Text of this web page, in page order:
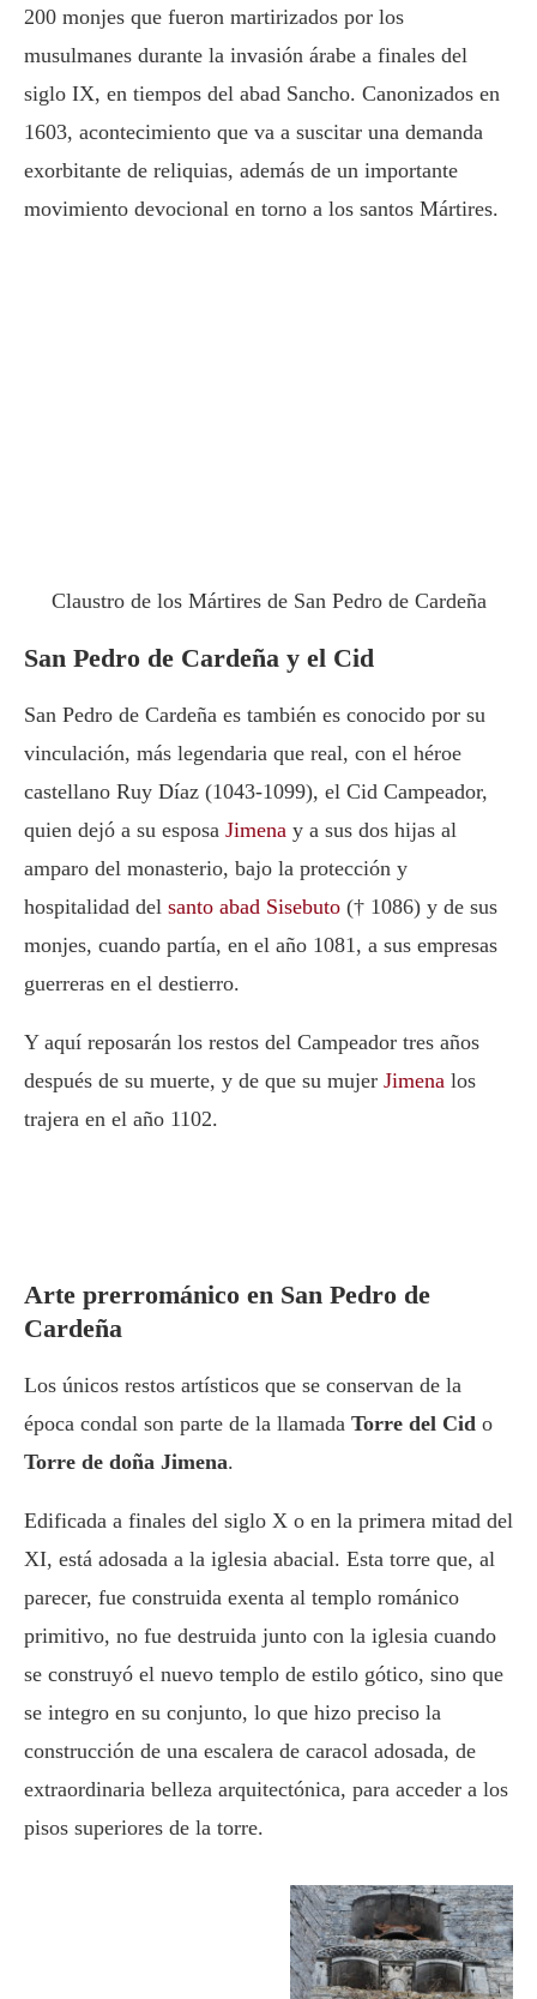
200 monjes que fueron martirizados por los
musulmanes durante la invasión árabe a finales del
siglo IX, en tiempos del abad Sancho. Canonizados en
1603, acontecimiento que va a suscitar una demanda
exorbitante de reliquias, además de un importante
movimiento devocional en torno a los santos Mártires.
Claustro de los Mártires de San Pedro de Cardeña
San Pedro de Cardeña y el Cid
San Pedro de Cardeña es también es conocido por su
vinculación, más legendaria que real, con el héroe
castellano Ruy Díaz (1043-1099), el Cid Campeador,
quien dejó a su esposa Jimena y a sus dos hijas al
amparo del monasterio, bajo la protección y
hospitalidad del santo abad Sisebuto († 1086) y de sus
monjes, cuando partía, en el año 1081, a sus empresas
guerreras en el destierro.
Y aquí reposarán los restos del Campeador tres años
después de su muerte, y de que su mujer Jimena los
trajera en el año 1102.
Arte prerrománico en San Pedro de
Cardeña
Los únicos restos artísticos que se conservan de la
época condal son parte de la llamada Torre del Cid o
Torre de doña Jimena.
Edificada a finales del siglo X o en la primera mitad del
XI, está adosada a la iglesia abacial. Esta torre que, al
parecer, fue construida exenta al templo románico
primitivo, no fue destruida junto con la iglesia cuando
se construyó el nuevo templo de estilo gótico, sino que
se integro en su conjunto, lo que hizo preciso la
construcción de una escalera de caracol adosada, de
extraordinaria belleza arquitectónica, para acceder a los
pisos superiores de la torre.